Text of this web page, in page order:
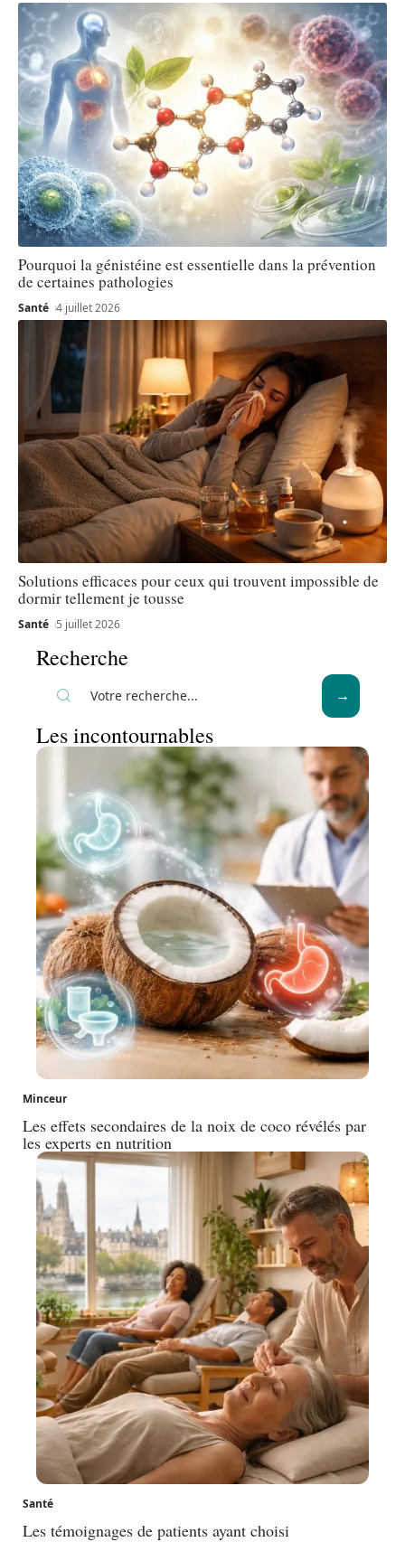
Pourquoi la génistéine est essentielle dans la prévention
de certaines pathologies
Santé 4 juillet 2026
Solutions efficaces pour ceux qui trouvent impossible de
dormir tellement je tousse
Santé 5 juillet 2026
Recherche
Les incontournables
Minceur
Les effets secondaires de la noix de coco révélés par
les experts en nutrition
Santé
Les témoignages de patients ayant choisi